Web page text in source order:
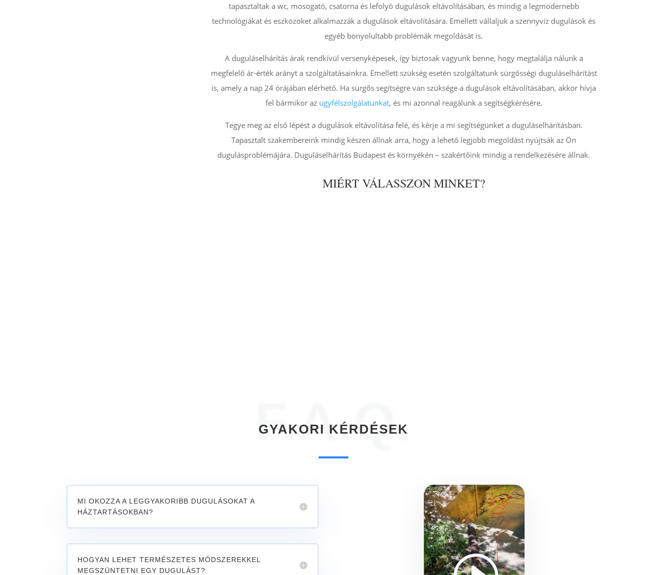
tapasztaltak a wc, mosogató, csatorna és lefolyó dugulások eltávolításában, és mindig a legmodernebb
technológiákat és eszközöket alkalmazzák a dugulások eltávolítására. Emellett vállaljuk a szennyvíz dugulások és
egyéb bonyolultabb problémák megoldását is.
A duguláselhárítás árak rendkívül versenyképesek, így biztosak vagyunk benne, hogy megtalálja nálunk a
megfelelő ár-érték arányt a szolgáltatásainkra. Emellett szükség esetén szolgáltatunk sürgősségi duguláselhárítást
is, amely a nap 24 órájában elérhető. Ha sürgős segítségre van szüksége a dugulások eltávolításában, akkor hívja
fel bármikor az ügyfélszolgálatunkat, és mi azonnal reagálunk a segítségkérésére.
Tegye meg az első lépést a dugulások eltávolítása felé, és kérje a mi segítségünket a duguláselhárításban.
Tapasztalt szakembereink mindig készen állnak arra, hogy a lehető legjobb megoldást nyújtsák az Ön
dugulásproblémájára. Duguláselhárítás Budapest és környékén – szakértőink mindig a rendelkezésére állnak.
MIÉRT VÁLASSZON MINKET?
F.A.Q.
GYAKORI KÉRDÉSEK
MI OKOZZA A LEGGYAKORIBB DUGULÁSOKAT A
HÁZTARTÁSOKBAN?
HOGYAN LEHET TERMÉSZETES MÓDSZEREKKEL
MEGSZÜNTETNI EGY DUGULÁST?